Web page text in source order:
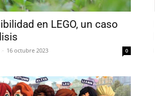
en LEGO, un caso
- 16 octubre 2023 0